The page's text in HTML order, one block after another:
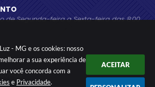
- MG e os cookies: nosso
a sua experiência de
você concorda com a
e Privacidade.
ACEITAR
de Segunda-feira a Sexta-feira das 8:00
09